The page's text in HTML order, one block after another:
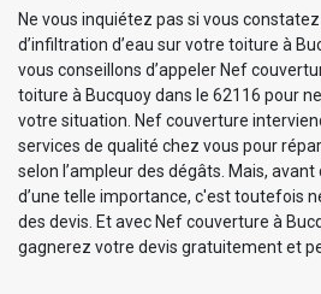
Ne vous inquiétez pas si vous
d’infiltration d’eau sur votre toiture à
vous conseillons d’appeler Nef
toiture à Bucquoy dans le 62116 pour
votre situation. Nef couverture
services de qualité chez vous pour
selon l’ampleur des dégâts. Mais,
d’une telle importance, c'est toutefois
des devis. Et avec Nef couverture à
gagnerez votre devis gratuitement et